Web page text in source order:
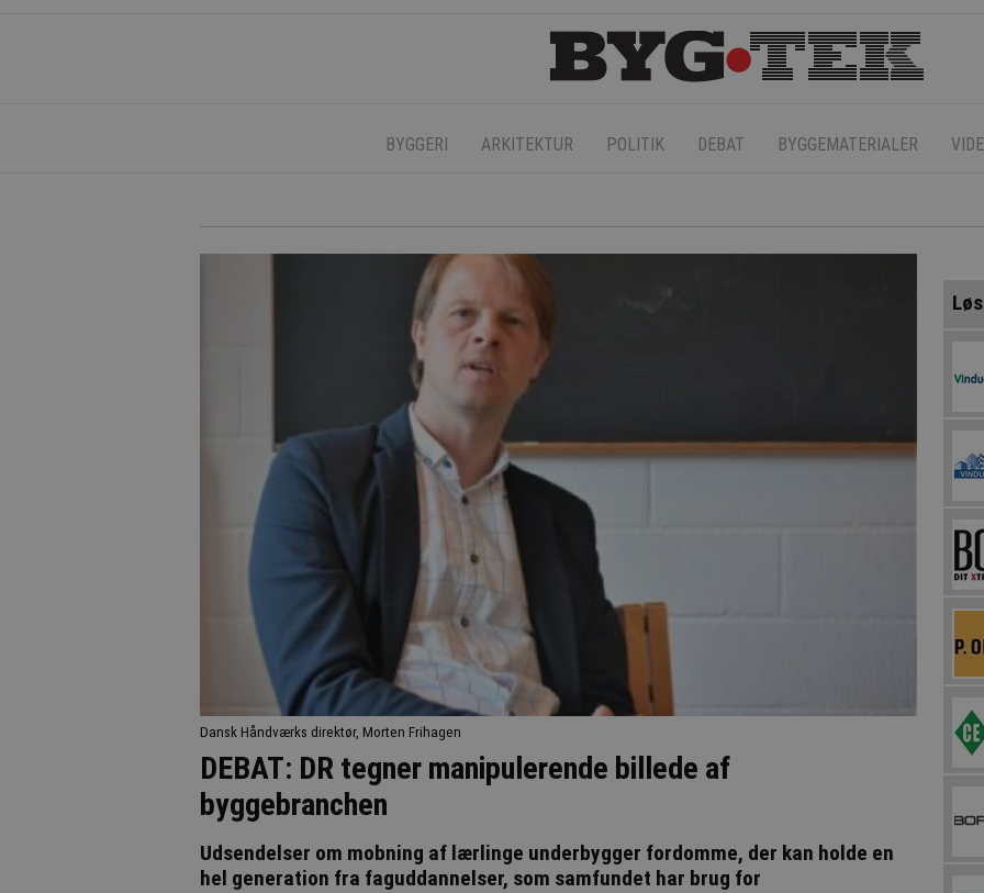
BYGGERI ARKITEKTUR POLITIK DEBAT BYGGEMATERIALER
Dansk Håndværks direktør, Morten Frihagen
DEBAT: DR tegner manipulerende billede af
byggebranchen
Udsendelser om mobning af lærlinge underbygger fordomme, der kan holde en
hel generation fra faguddannelser, som samfundet har brug for